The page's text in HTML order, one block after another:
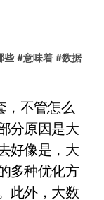
些 #意味着 #数据
分原因是大
好像是，大
多种优化方
此外，大数